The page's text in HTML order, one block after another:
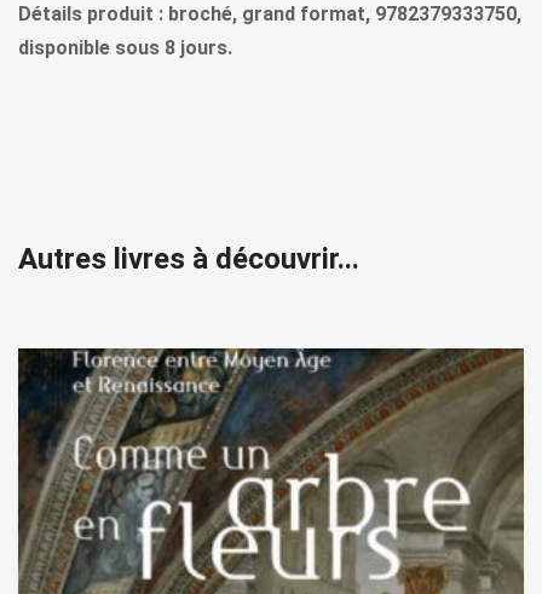
Détails produit : broché, grand format, 9782379333750,
disponible sous 8 jours.
Autres livres à découvrir...